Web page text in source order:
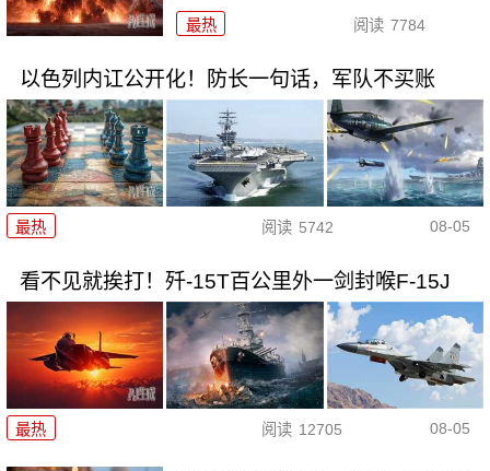
最热 阅读 7784
以色列内讧公开化！防长一句话，军队不买账
最热 阅读 5742 08-05
看不见就挨打！歼-15T百公里外一剑封喉F-15J
最热 阅读 12705 08-05